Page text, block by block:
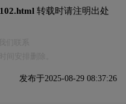
转载时请注明出处
发布于2025-08-29 08:37:26